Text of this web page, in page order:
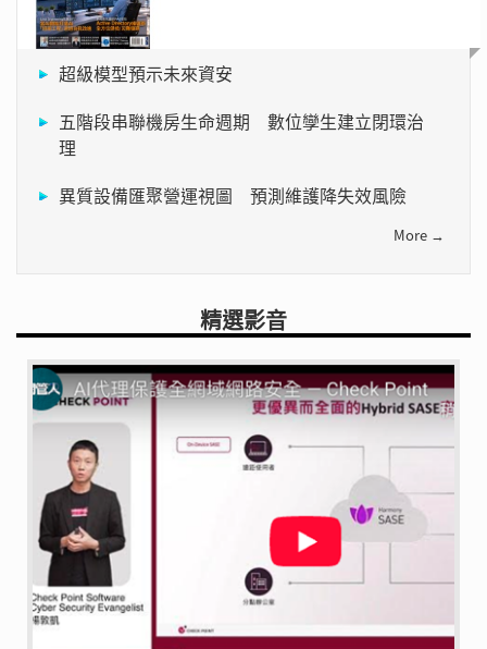
超級模型預示未來資安
五階段串聯機房生命週期 數位孿生建立閉環治
理
異質設備匯聚營運視圖 預測維護降失效風險
More →
精選影音